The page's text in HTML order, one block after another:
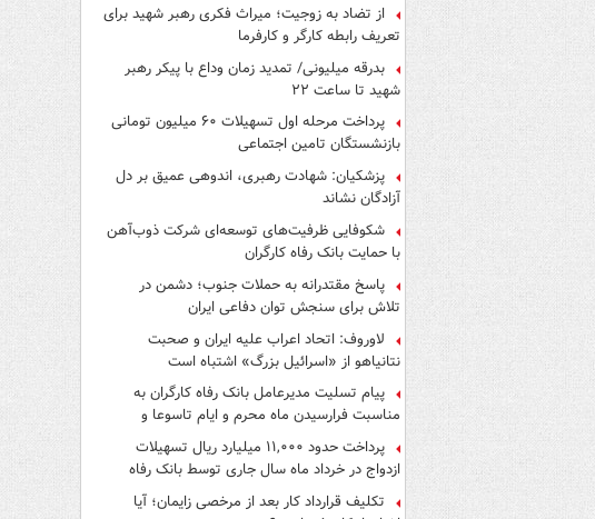
از تضاد به زوجیت؛ میراث فکری رهبر شهید برای
تعریف رابطه کارگر و کارفرما
بدرقه میلیونی/ تمدید زمان وداع با پیکر رهبر
شهید تا ساعت ۲۲
پرداخت مرحله اول تسهیلات ۶۰ میلیون تومانی
بازنشستگان تامین اجتماعی
پزشکیان: شهادت رهبری، اندوهی عمیق بر دل
آزادگان نشاند
شکوفایی ظرفیت‌های توسعه‌ای شرکت ذوب‌آهن
با حمایت‌ بانک رفاه کارگران
پاسخ مقتدرانه به حملات جنوب؛ دشمن در
تلاش برای سنجش توان دفاعی ایران
لاوروف: اتحاد اعراب علیه ایران و صحبت
نتانیاهو از «اسرائیل بزرگ» اشتباه است
پیام تسلیت مدیرعامل بانک رفاه کارگران به
مناسبت فرارسیدن ماه محرم و ایام تاسوعا و
عاشورای حسینی
پرداخت حدود ۱۱,۰۰۰ میلیارد ریال تسهیلات
ازدواج در خرداد ماه سال جاری توسط بانک رفاه
کارگران
تکلیف قرارداد کار بعد از مرخصی زایمان؛ آیا